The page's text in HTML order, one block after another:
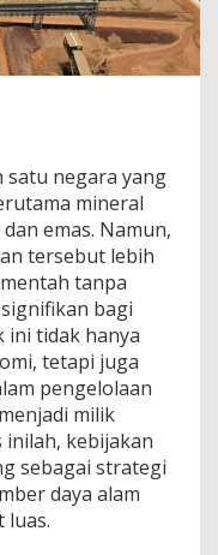
satu negara yang
mineral
emas. Namun,
tersebut lebih
tanpa
bagi
ini tidak hanya
tetapi juga
pengelolaan
milik
inilah, kebijakan
sebagai strategi
daya alam
luas.